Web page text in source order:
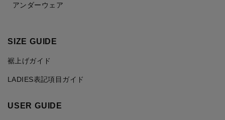
アンダーウェア
SIZE GUIDE
裾上げガイド
LADIES表記項目ガイド
USER GUIDE